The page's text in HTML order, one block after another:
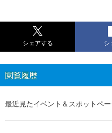
シェアする シ
閲覧履歴
最近見たイベント＆スポットペー